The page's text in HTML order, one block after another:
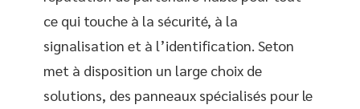
ce qui touche à la sécurité, à la
signalisation et à l’identification. Seton
met à disposition un large choix de
solutions, des panneaux spécialisés pour le